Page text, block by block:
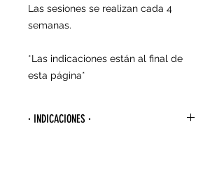
Las sesiones se realizan cada 4
semanas.
*Las indicaciones están al final de
esta página*
· INDICACIONES ·